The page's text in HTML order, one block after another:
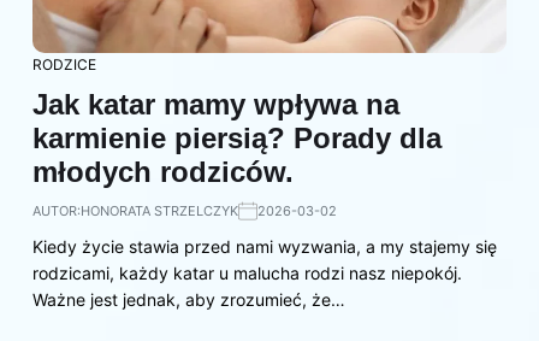
RODZICE
Jak katar mamy wpływa na
karmienie piersią? Porady dla
młodych rodziców.
AUTOR:HONORATA STRZELCZYK 2026-03-02
Kiedy życie stawia przed nami wyzwania, a my stajemy się
rodzicami, każdy katar u malucha rodzi nasz niepokój.
Ważne jest jednak, aby zrozumieć, że…